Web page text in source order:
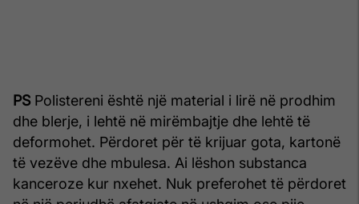
PS Polistereni është një material i lirë në prodhim
dhe blerje, i lehtë në mirëmbajtje dhe lehtë të
deformohet. Përdoret për të krijuar gota, kartonë
të vezëve dhe mbulesa. Ai lëshon substanca
kanceroze kur nxehet. Nuk preferohet të përdoret